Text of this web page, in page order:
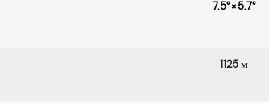
7.5° × 5.7°
1125 м